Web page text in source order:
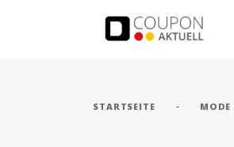
STARTSEITE - MODE